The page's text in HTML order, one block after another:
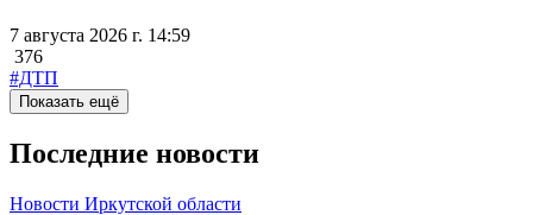
7 августа 2026 г. 14:59
376
#ДТП
Показать ещё
Последние новости
Новости Иркутской области